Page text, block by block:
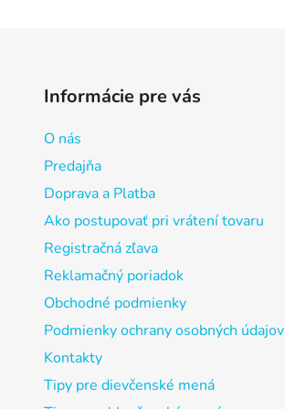
Informácie pre vás
O nás
Predajňa
Doprava a Platba
Ako postupovať pri vrátení tovaru
Registračná zľava
Reklamačný poriadok
Obchodné podmienky
Podmienky ochrany osobných údajov
Kontakty
Tipy pre dievčenské mená